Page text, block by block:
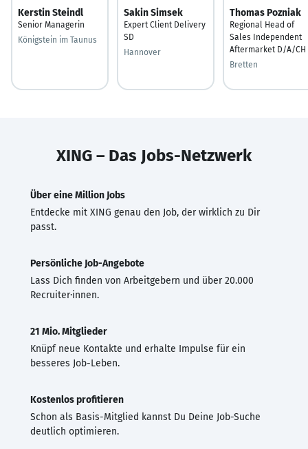
Kerstin Steindl
Senior Managerin
Königstein im Taunus
Sakin Simsek
Expert Client Delivery
SD
Hannover
Thomas Pozniak
Regional Head of
Sales Independent
Aftermarket D/A/CH
Bretten
XING – Das Jobs-Netzwerk
Über eine Million Jobs
Entdecke mit XING genau den Job, der wirklich zu Dir
passt.
Persönliche Job-Angebote
Lass Dich finden von Arbeitgebern und über 20.000
Recruiter·innen.
21 Mio. Mitglieder
Knüpf neue Kontakte und erhalte Impulse für ein
besseres Job-Leben.
Kostenlos profitieren
Schon als Basis-Mitglied kannst Du Deine Job-Suche
deutlich optimieren.